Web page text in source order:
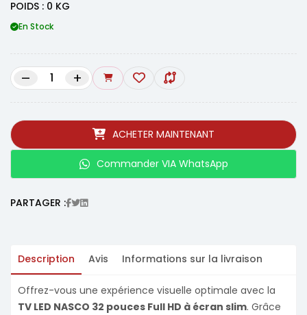
POIDS : 0 KG
En Stock
– +
ACHETER MAINTENANT
Commander VIA WhatsApp
PARTAGER :
Description Avis Informations sur la livraison
Offrez-vous une expérience visuelle optimale avec la
TV LED NASCO 32 pouces Full HD à écran slim. Grâce